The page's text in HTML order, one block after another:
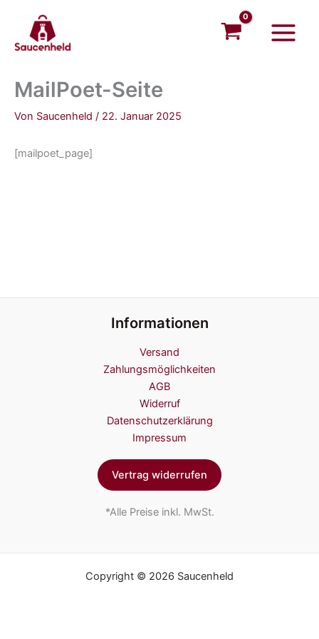
springen
Menu
MailPoet-Seite
Von Saucenheld / 22. Januar 2025
[mailpoet_page]
Informationen
Versand
Zahlungsmöglichkeiten
AGB
Widerruf
Datenschutzerklärung
Impressum
Vertrag widerrufen
*Alle Preise inkl. MwSt.
Copyright © 2026 Saucenheld